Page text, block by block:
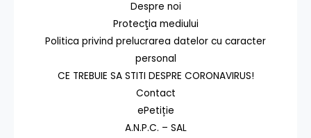
Despre noi
Protecţia mediului
Politica privind prelucrarea datelor cu caracter
personal
CE TREBUIE SA STITI DESPRE CORONAVIRUS!
Contact
ePetiție
A.N.P.C. – SAL